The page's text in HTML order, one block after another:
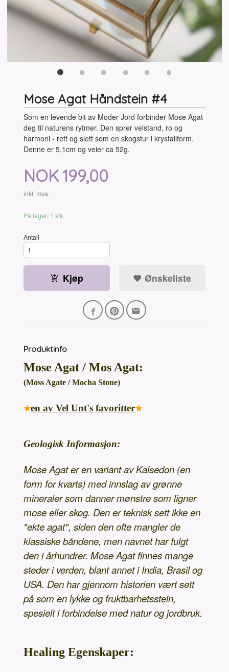
Mose Agat Håndstein #4
Som en levende bit av Moder Jord forbinder Mose Agat
deg til naturens rytmer. Den sprer velstand, ro og
harmoni - rett og slett som en skogstur i krystallform.
Denne er 5,1cm og veier ca 52g.
Pris
NOK199,00
inkl. mva.
På lager: 1 stk.
Antall
Kjøp Ønskeliste
Produktinfo
Mose Agat / Mos Agat:
(Moss Agate / Mocha Stone)
★en av Vel Unt's favoritter★
Geologisk Informasjon:
Mose Agat er en variant av Kalsedon (en
form for kvarts) med innslag av grønne
mineraler som danner mønstre som ligner
mose eller skog. Den er teknisk sett ikke en
"ekte agat", siden den ofte mangler de
klassiske båndene, men navnet har fulgt
den i århundrer. Mose Agat finnes mange
steder i verden, blant annet i India, Brasil og
USA. Den har gjennom historien vært sett
på som en lykke og fruktbarhetsstein,
spesielt i forbindelse med natur og jordbruk.
Healing Egenskaper: